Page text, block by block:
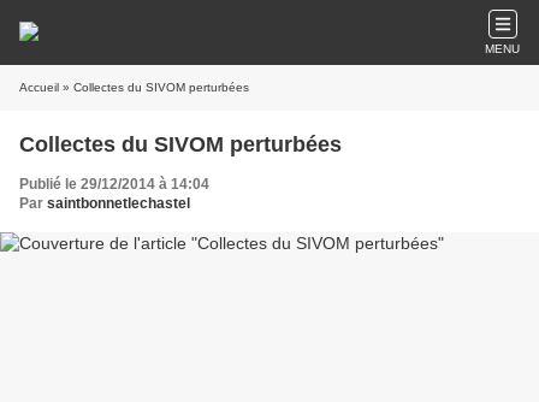
MENU
Accueil » Collectes du SIVOM perturbées
Collectes du SIVOM perturbées
Publié le 29/12/2014 à 14:04
Par saintbonnetlechastel